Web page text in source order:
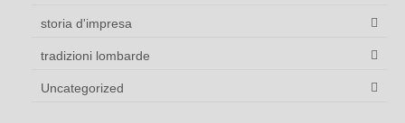
storia d'impresa
tradizioni lombarde
Uncategorized